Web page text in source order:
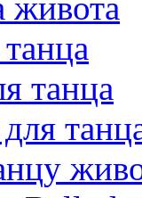
живота
танца